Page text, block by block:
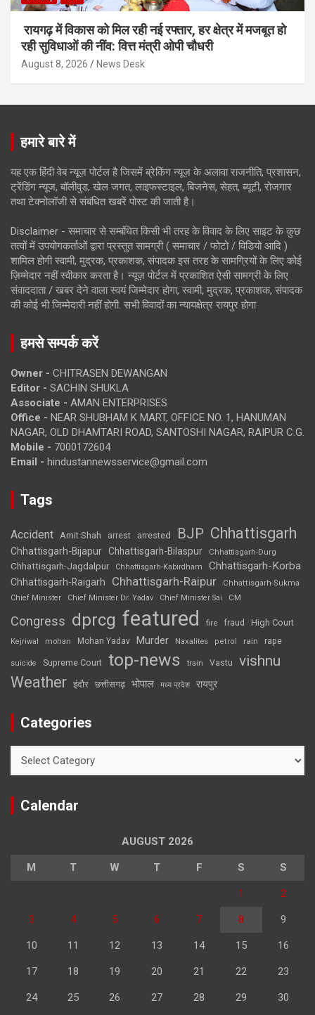
रायगढ़ में विकास को मिल रही नई रफ्तार, हर क्षेत्र में मजबूत हो
रही सुविधाओं की नींव: वित्त मंत्री ओपी चौधरी
August 8, 2026 News Desk
हमारे बारे में
यह एक हिंदी वेब न्यूज़ पोर्टल है जिसमें ब्रेकिंग न्यूज़ के अलावा राजनीति, प्रशासन,
ट्रेंडिंग न्यूज, बॉलीवुड, खेल जगत, लाइफस्टाइल, बिजनेस, सेहत, ब्यूटी, रोजगार
तथा टेक्नोलॉजी से संबंधित खबरें पोस्ट की जाती है।
Disclaimer - समाचार से सम्बंधित किसी भी तरह के विवाद के लिए साइट के कुछ
तत्वों में उपयोगकर्ताओं द्वारा प्रस्तुत सामग्री ( समाचार / फोटो / विडियो आदि )
शामिल होगी स्वामी, मुद्रक, प्रकाशक, संपादक इस तरह के सामग्रियों के लिए कोई
ज़िम्मेदार नहीं स्वीकार करता है। न्यूज़ पोर्टल में प्रकाशित ऐसी सामग्री के लिए
संवाददाता / खबर देने वाला स्वयं जिम्मेदार होगा, स्वामी, मुद्रक, प्रकाशक, संपादक
की कोई भी जिम्मेदारी नहीं होगी. सभी विवादों का न्यायक्षेत्र रायपुर होगा
हमसे सम्पर्क करें
Owner - CHITRASEN DEWANGAN
Editor - SACHIN SHUKLA
Associate - AMAN ENTERPRISES
Office - NEAR SHUBHAM K MART, OFFICE NO. 1, HANUMAN
NAGAR, OLD DHAMTARI ROAD, SANTOSHI NAGAR, RAIPUR C.G.
Mobile - 7000172604
Email - hindustannewsservice@gmail.com
Tags
Accident Amit Shah arrest arrested BJP Chhattisgarh
Chhattisgarh-Bijapur Chhattisgarh-Bilaspur Chhattisgarh-Durg
Chhattisgarh-Jagdalpur Chhattisgarh-Kabirdham Chhattisgarh-Korba
Chhattisgarh-Raigarh Chhattisgarh-Raipur
Chhattisgarh-Sukma
Chief Minister
Chief Minister Dr. Yadav Chief Minister Sai CM
Congress dprcg featured fire fraud High Court
Kejriwal mohan Mohan Yadav Murder Naxalites petrol rain rape
suicide Supreme Court top-news train Vastu vishnu
Weather इंदौर छत्तीसगढ़ भोपाल मध्य प्रदेश रायपुर
Categories
Calendar
AUGUST 2026
M T W T F S S
1 2
3 4 5 6 7 8 9
10 11 12 13 14 15 16
17 18 19 20 21 22 23
24 25 26 27 28 29 30